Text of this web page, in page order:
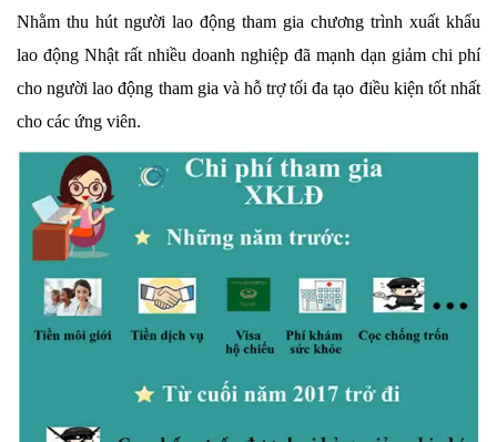
Nhằm thu hút người lao động tham gia chương trình xuất khẩu
lao động Nhật rất nhiều doanh nghiệp đã mạnh dạn giảm chi phí
cho người lao động tham gia và hỗ trợ tối đa tạo điều kiện tốt nhất
cho các ứng viên.